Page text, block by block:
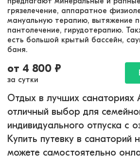
грязелечение, аппаратное
мануальную терапию, вытяжение
пантолечение, гирудотерапию.
есть большой крытый бассейн,
баня.
от 4 800 ₽
за сутки
Отдых в лучших
отличный выбор для
индивидуального отпуска с
Купить путевку в санаторий
можете самостоятельно